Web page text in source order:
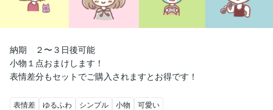
納期　２〜３日後可能
小物１点おまけします！
表情差分もセットでご購入されますとお得です！
表情差 ゆるふわ シンプル 小物 可愛い